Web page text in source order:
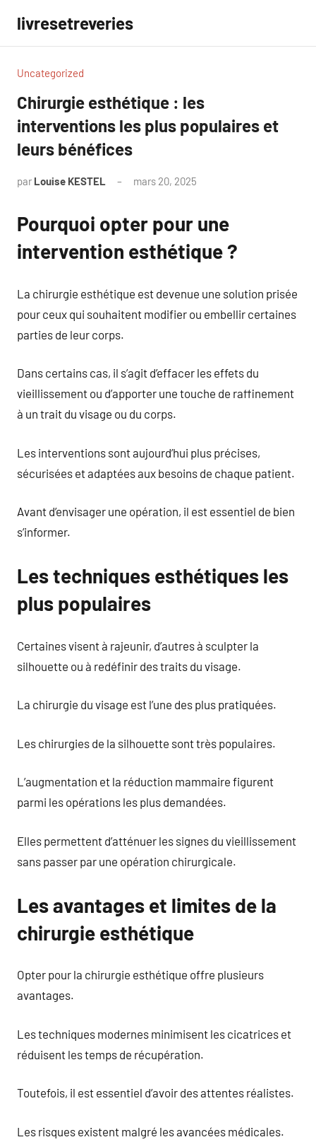
contenu
livresetreveries
Uncategorized
Chirurgie esthétique : les
interventions les plus populaires et
leurs bénéfices
par Louise KESTEL mars 20, 2025
Pourquoi opter pour une
intervention esthétique ?
La chirurgie esthétique est devenue une solution prisée
pour ceux qui souhaitent modifier ou embellir certaines
parties de leur corps.
Dans certains cas, il s’agit d’effacer les effets du
vieillissement ou d’apporter une touche de raffinement
à un trait du visage ou du corps.
Les interventions sont aujourd’hui plus précises,
sécurisées et adaptées aux besoins de chaque patient.
Avant d’envisager une opération, il est essentiel de bien
s’informer.
Les techniques esthétiques les
plus populaires
Certaines visent à rajeunir, d’autres à sculpter la
silhouette ou à redéfinir des traits du visage.
La chirurgie du visage est l’une des plus pratiquées.
Les chirurgies de la silhouette sont très populaires.
L’augmentation et la réduction mammaire figurent
parmi les opérations les plus demandées.
Elles permettent d’atténuer les signes du vieillissement
sans passer par une opération chirurgicale.
Les avantages et limites de la
chirurgie esthétique
Opter pour la chirurgie esthétique offre plusieurs
avantages.
Les techniques modernes minimisent les cicatrices et
réduisent les temps de récupération.
Toutefois, il est essentiel d’avoir des attentes réalistes.
Les risques existent malgré les avancées médicales.